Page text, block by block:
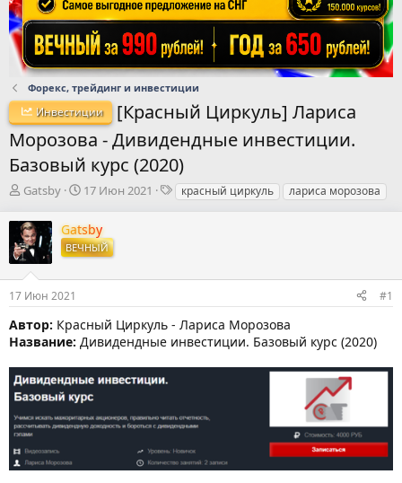
Форекс, трейдинг и инвестиции
Инвестиции
[Красный Циркуль] Лариса
Морозова - Дивидендные инвестиции.
Базовый курс (2020)
А
т
о
р
м
ы
Gatsby
Д
т
а
н
а
л
а
17 Июн 2021
Ткрасный циркуль лариса морозова
Gatsby
ВЕЧНЫЙ
17 Июн 2021 #1
Автор: Красный Циркуль - Лариса Морозова
Название: Дивидендные инвестиции. Базовый курс (2020)